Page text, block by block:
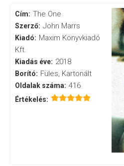
Cím: The One
Szerző: John Marrs
Kiadó: Maxim Könyvkiadó
Kft.
Kiadás éve: 2018
Borító: Füles, Kartonált
Oldalak száma: 416
Értékelés: